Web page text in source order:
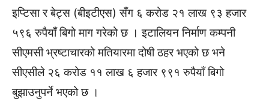
इप्टिसा र बेट्स (बीइटीएस) सँग ६ करोड २१ लाख ९३ हजार
५९६ रुपैयाँ बिगो माग गरेको छ । इटालियन निर्माण कम्पनी
सीएमसी भ्रष्टाचारको मतियारमा दोषी ठहर भएको छ भने
सीएसीले २६ करोड ११ लाख ६ हजार ९९१ रुपैयाँ बिगो
बुझाउनुपर्ने भएको छ ।